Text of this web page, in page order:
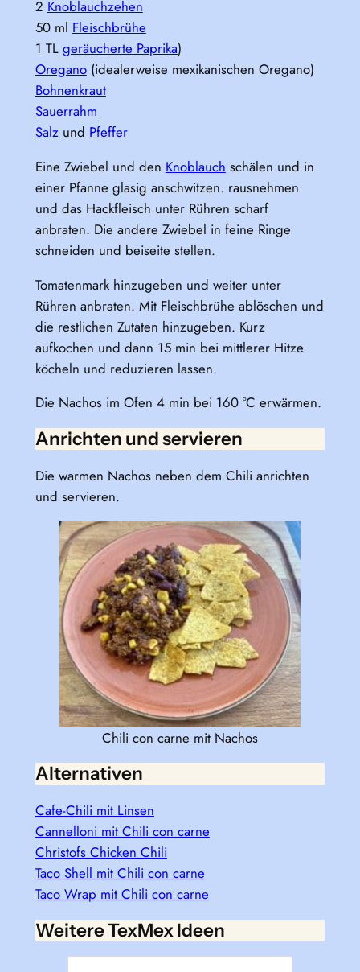
2 Knoblauchzehen
50 ml Fleischbrühe
1 TL geräucherte Paprika)
Oregano(idealerweise mexikanischen Oregano)
Bohnenkraut
Sauerrahm
Salzund Pfeffer
Eine Zwiebel und den Knoblauch schälen und in
einer Pfanne glasig anschwitzen. rausnehmen
und das Hackfleisch unter Rühren scharf
anbraten. Die andere Zwiebel in feine Ringe
schneiden und beiseite stellen.
Tomatenmark hinzugeben und weiter unter
Rühren anbraten. Mit Fleischbrühe ablöschen und
die restlichen Zutaten hinzugeben. Kurz
aufkochen und dann 15 min bei mittlerer Hitze
köcheln und reduzieren lassen.
Die Nachos im Ofen 4 min bei 160 °C erwärmen.
Anrichten und servieren
Die warmen Nachos neben dem Chili anrichten
und servieren.
Chili con carne mit Nachos
Alternativen
Cafe-Chili mit Linsen
Cannelloni mit Chili con carne
Christofs Chicken Chili
Taco Shell mit Chili con carne
Taco Wrap mit Chili con carne
Weitere TexMex Ideen